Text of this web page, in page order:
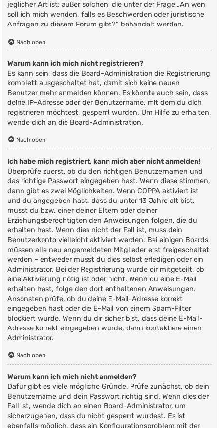
jeglicher Art ist; außer solchen, die unter der Frage „An wen
soll ich mich wenden, falls es Beschwerden oder juristische
Anfragen zu diesem Forum gibt?“ behandelt werden.
Nach oben
Warum kann ich mich nicht registrieren?
Es kann sein, dass die Board-Administration die Registrierung
komplett ausgeschaltet hat, damit sich keine neuen
Benutzer mehr anmelden können. Es könnte auch sein, dass
deine IP-Adresse oder der Benutzername, mit dem du dich
registrieren möchtest, gesperrt wurden. Um Hilfe zu erhalten,
wende dich an die Board-Administration.
Nach oben
Ich habe mich registriert, kann mich aber nicht anmelden!
Überprüfe zuerst, ob du den richtigen Benutzernamen und
das richtige Passwort eingegeben hast. Wenn diese stimmen,
dann gibt es zwei Möglichkeiten. Wenn COPPA aktiviert ist
und du angegeben hast, dass du unter 13 Jahre alt bist,
musst du bzw. einer deiner Eltern oder deiner
Erziehungsberechtigten den Anweisungen folgen, die du
erhalten hast. Wenn dies nicht der Fall ist, muss dein
Benutzerkonto vielleicht aktiviert werden. Bei einigen Boards
müssen alle neu angemeldeten Mitglieder erst freigeschaltet
werden – entweder musst du dies selbst erledigen oder ein
Administrator. Bei der Registrierung wurde dir mitgeteilt, ob
eine Aktivierung nötig ist oder nicht. Wenn du eine E-Mail
erhalten hast, folge den dort enthaltenen Anweisungen.
Ansonsten prüfe, ob du deine E-Mail-Adresse korrekt
eingegeben hast oder die E-Mail von einem Spam-Filter
blockiert wurde. Wenn du dir sicher bist, dass deine E-Mail-
Adresse korrekt eingegeben wurde, dann kontaktiere einen
Administrator.
Nach oben
Warum kann ich mich nicht anmelden?
Dafür gibt es viele mögliche Gründe. Prüfe zunächst, ob dein
Benutzername und dein Passwort richtig sind. Wenn dies der
Fall ist, wende dich an einen Board-Administrator, um
sicherzugehen, dass du nicht gesperrt wurdest. Es ist
ebenfalls möglich, dass ein Konfigurationsproblem mit der